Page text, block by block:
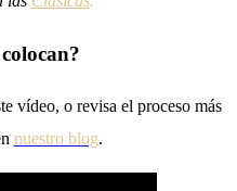
vídeo, o revisa el proceso más
nuestro blog.